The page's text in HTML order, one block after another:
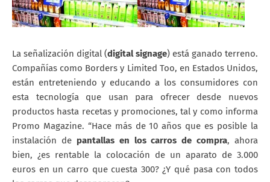
La señalización digital (digital signage) está ganado terreno.
Compañías como Borders y Limited Too, en Estados Unidos,
están entreteniendo y educando a los consumidores con
esta tecnología que usan para ofrecer desde nuevos
productos hasta recetas y promociones, tal y como informa
Promo Magazine. “Hace más de 10 años que es posible la
instalación de pantallas en los carros de compra, ahora
bien, ¿es rentable la colocación de un aparato de 3.000
euros en un carro que cuesta 300? ¿Y qué pasa con todos